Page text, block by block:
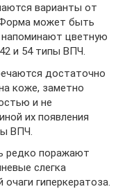
варианты от
может быть
напоминают цветную
и 54 типы ВПЧ.
достаточно
коже, заметно
и не
их появления
ВПЧ.
редко поражают
слегка
гиперкератоза.